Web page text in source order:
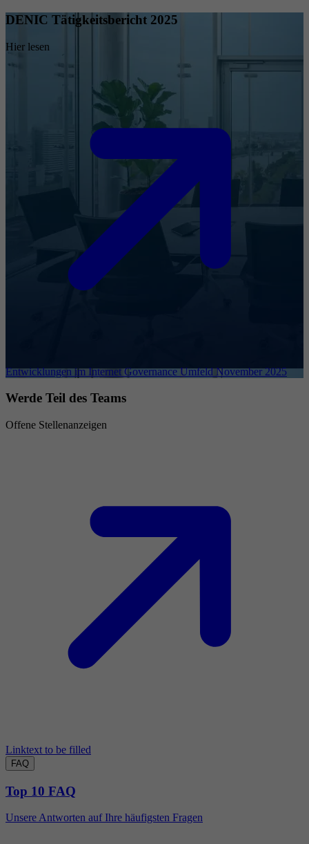
DENIC Tätigkeitsbericht 2025
Hier lesen
Entwicklungen im Internet Governance Umfeld November 2025
Werde Teil des Teams
Offene Stellenanzeigen
Linktext to be filled
FAQ
Top 10 FAQ
Unsere Antworten auf Ihre häufigsten Fragen